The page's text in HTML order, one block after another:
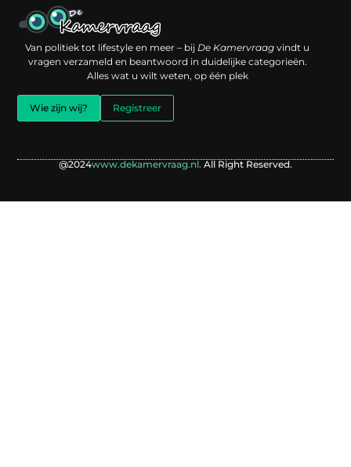
Van politiek tot lifestyle en meer – bijDe Kamervraag vindt u
vragen verzameld en beantwoord in duidelijke categorieën.
Alles wat u wilt weten, op één plek
Wie zijn wij? Registreer
@2024www.dekamervraag.nl. All Right Reserved.